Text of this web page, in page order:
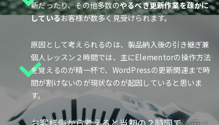
新だったり、その他多数のやるべき更新作業を疎かに
しているお客様が数多く見受けられます。
原因として考えられるのは、製品納入後の引き継ぎ兼
個人レッスン２時間では、主にElementorの操作方法
を覚えるのが精一杯で、WordPressの更新関連まで時
間が割けないのが現状なのが起因していると思いま
す。